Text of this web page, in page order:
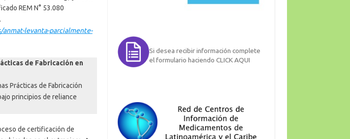
REM N° 53.080
levanta-parcialmente-
de Fabricación en
Prácticas de Fabricación
principios de reliance
de certificación de
Si desea recibir información complete
el formulario haciendo CLICK AQUI